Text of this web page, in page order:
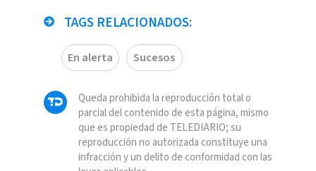
TAGS RELACIONADOS:
En alerta Sucesos
Queda prohibida la reproducción total o
parcial del contenido de esta página, mismo
que es propiedad de TELEDIARIO; su
reproducción no autorizada constituye una
infracción y un delito de conformidad con las